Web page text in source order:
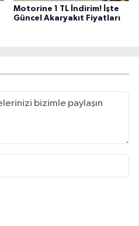
Motorine 1 TL İndirim! İşte
Güncel Akaryakıt Fiyatları